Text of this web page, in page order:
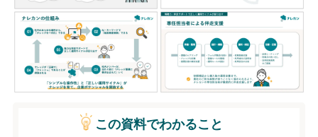
無料トライアル
ログイン
この資料でわかること